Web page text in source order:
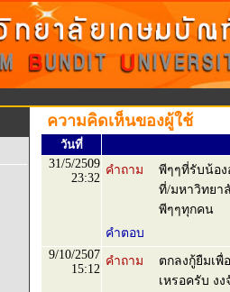
ความคิดเห็นของผู้ใช้
วันที่
31/5/2509
23:32
คำถาม
พีๆๆที่รับน้อง
ที่/มหาวิทยา
พีๆๆทุกคน
คำตอบ
9/10/2507
15:12
คำถาม
ตกลงกู้ยืมเพื่
เหรอครับ งง